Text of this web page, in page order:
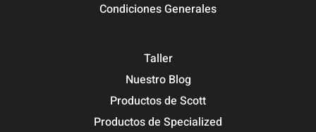
Condiciones Generales
Taller
Nuestro Blog
Productos de Scott
Productos de Specialized